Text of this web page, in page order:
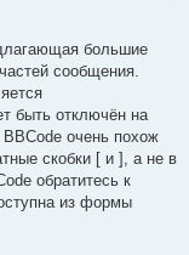
большие
сообщения.
быть отключён на
очень похож
скобки [ и ], а не в
обратитесь к
из формы